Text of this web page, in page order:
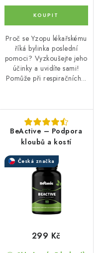
Proč se Yzopu lékařskému
říká bylinka poslední
pomoci? Vyzkoušejte jeho
účinky a uvidíte sami!
Pomůže při respiračních...
BeActive – Podpora
kloubů a kostí
Česká značka
299 Kč